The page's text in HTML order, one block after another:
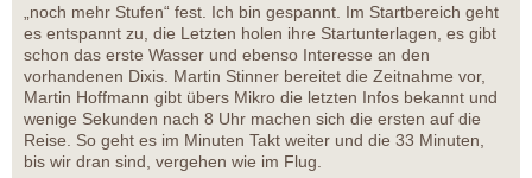
„noch mehr Stufen“ fest. Ich bin gespannt. Im Startbereich geht
es entspannt zu, die Letzten holen ihre Startunterlagen, es gibt
schon das erste Wasser und ebenso Interesse an den
vorhandenen Dixis. Martin Stinner bereitet die Zeitnahme vor,
Martin Hoffmann gibt übers Mikro die letzten Infos bekannt und
wenige Sekunden nach 8 Uhr machen sich die ersten auf die
Reise. So geht es im Minuten Takt weiter und die 33 Minuten,
bis wir dran sind, vergehen wie im Flug.